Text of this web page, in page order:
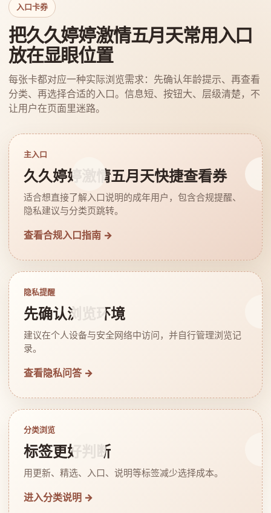
入口卡券
把久久婷婷激情五月天常用入口
放在显眼位置
每张卡都对应一种实际浏览需求：先确认年龄提示、再查看
分类、再选择合适的入口。信息短、按钮大、层级清楚，不
让用户在页面里迷路。
主入口
久久婷婷激情五月天快捷查看券
适合想直接了解入口说明的成年用户，包含合规提醒、
隐私建议与分类页跳转。
查看合规入口指南 →
隐私提醒
先确认浏览环境
建议在个人设备与安全网络中访问，并自行管理浏览记
录。
查看隐私问答 →
分类浏览
标签更好判断
用更新、精选、入口、说明等标签减少选择成本。
进入分类说明 →